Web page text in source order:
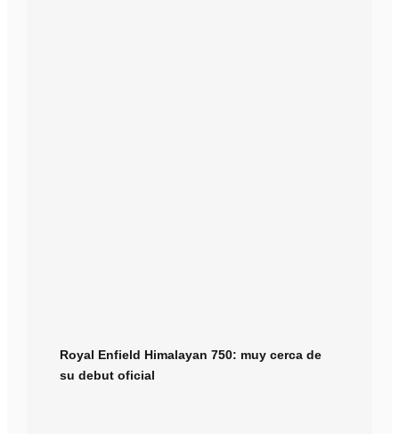
Royal Enfield Himalayan 750: muy cerca de
su debut oficial